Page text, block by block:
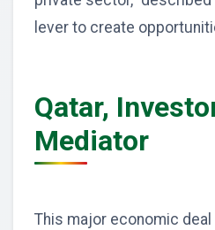
lever to create
Qatar,
Mediator
This major economic